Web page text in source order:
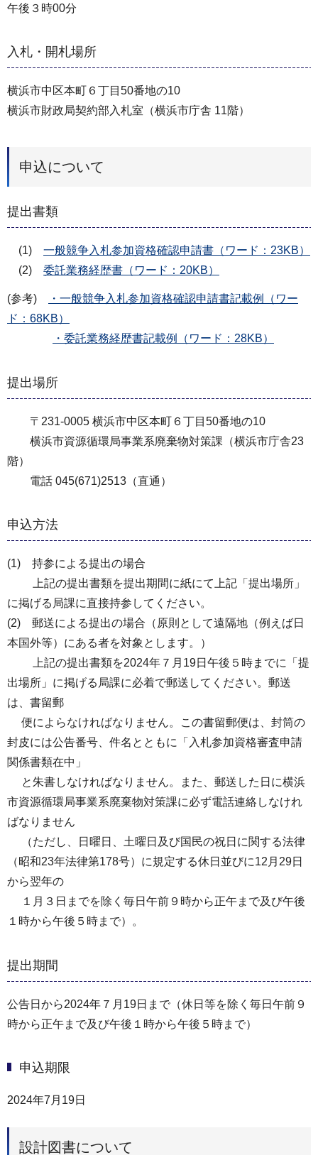
午後３時00分
入札・開札場所
横浜市中区本町６丁目50番地の10
横浜市財政局契約部入札室（横浜市庁舎 11階）
申込について
提出書類
(1) 一般競争入札参加資格確認申請書（ワード：23KB）
(2) 委託業務経歴書（ワード：20KB）
(参考)
・一般競争入札参加資格確認申請書記載例（ワー
ド：68KB）
・委託業務経歴書記載例（ワード：28KB）
提出場所
〒231-0005 横浜市中区本町６丁目50番地の10
横浜市資源循環局事業系廃棄物対策課（横浜市庁舎23
階）
電話 045(671)2513（直通）
申込方法
(1) 持参による提出の場合
上記の提出書類を提出期間に紙にて上記「提出場所」
に掲げる局課に直接持参してください。
(2) 郵送による提出の場合（原則として遠隔地（例えば日
本国外等）にある者を対象とします。）
上記の提出書類を2024年７月19日午後５時までに「提
出場所」に掲げる局課に必着で郵送してください。郵送
は、書留郵
便によらなければなりません。この書留郵便は、封筒の
封皮には公告番号、件名とともに「入札参加資格審査申請
関係書類在中」
と朱書しなければなりません。また、郵送した日に横浜
市資源循環局事業系廃棄物対策課に必ず電話連絡しなけれ
ばなりません
（ただし、日曜日、土曜日及び国民の祝日に関する法律
（昭和23年法律第178号）に規定する休日並びに12月29日
から翌年の
１月３日までを除く毎日午前９時から正午まで及び午後
１時から午後５時まで）。
提出期間
公告日から2024年７月19日まで（休日等を除く毎日午前９
時から正午まで及び午後１時から午後５時まで）
申込期限
2024年7月19日
設計図書について